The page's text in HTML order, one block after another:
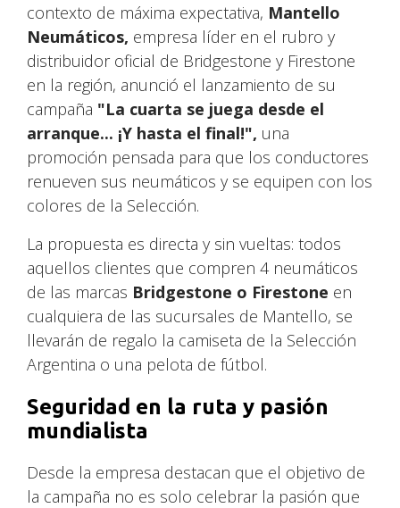
contexto de máxima expectativa, Mantello
Neumáticos, empresa líder en el rubro y
distribuidor oficial de Bridgestone y Firestone
en la región, anunció el lanzamiento de su
campaña "La cuarta se juega desde el
arranque... ¡Y hasta el final!", una
promoción pensada para que los conductores
renueven sus neumáticos y se equipen con los
colores de la Selección.
La propuesta es directa y sin vueltas: todos
aquellos clientes que compren 4 neumáticos
de las marcas Bridgestone o Firestone en
cualquiera de las sucursales de Mantello, se
llevarán de regalo la camiseta de la Selección
Argentina o una pelota de fútbol.
Seguridad en la ruta y pasión
mundialista
Desde la empresa destacan que el objetivo de
la campaña no es solo celebrar la pasión que